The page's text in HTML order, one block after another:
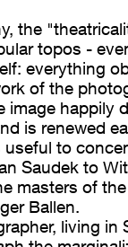
the
topos -
everything
of the
image happily
is renewed
to
Saudek to
masters of
Ballen.
living in